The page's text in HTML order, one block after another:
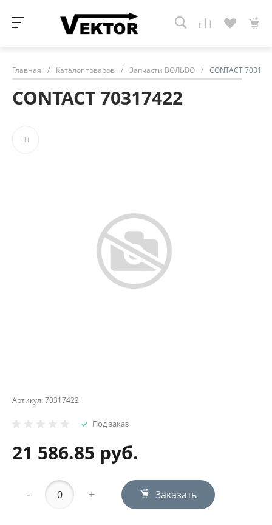
Главная / Каталог товаров / Запчасти ВОЛЬВО / CONTACT
CONTACT 70317422
Артикул:70317422
Под заказ
21 586.85 руб.
- + Заказать